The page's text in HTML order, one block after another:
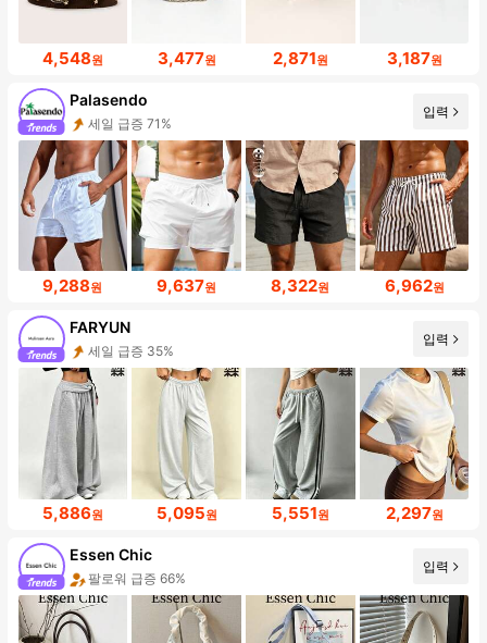
4,548원 3,477원 2,871원 3,187원
Palasendo
세일 급증 71%
입력
9,288원 9,637원 8,322원 6,962원
FARYUN
세일 급증 35%
입력
5,886원 5,095원 5,551원 2,297원
Essen Chic
팔로워 급증 66%
입력